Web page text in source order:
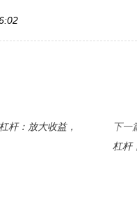
杆：放大收益，
下一
杠杆